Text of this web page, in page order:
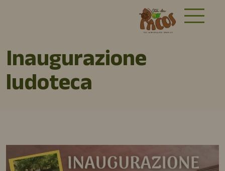
Inaugurazione
ludoteca